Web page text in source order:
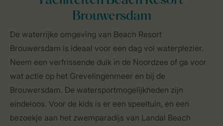
Brouwersdam
De waterrijke omgeving van Beach Resort
Brouwersdam is ideaal voor een dag vol waterplezier.
Neem een verfrissende duik in de Noordzee of ga voor
wat actie op het Grevelingenmeer en bij de
Brouwersdam. De watersportmogelijkheden zijn
eindeloos. Voor de kids is er een speeltuin, en een
bezoekje aan het zwemparadijs van Landal Beach